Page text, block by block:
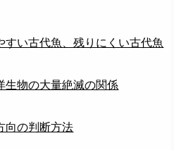
すい古代魚、残りにくい古代魚
生物の大量絶滅の関係
向の判断方法